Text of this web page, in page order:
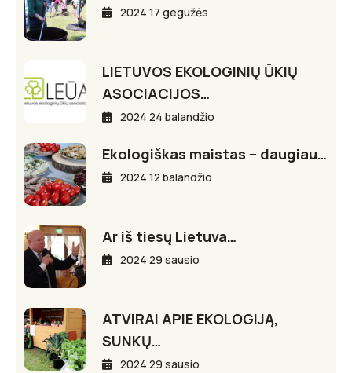
2024 17 gegužės
LIETUVOS EKOLOGINIŲ ŪKIŲ
ASOCIACIJOS…
2024 24 balandžio
Ekologiškas maistas – daugiau…
2024 12 balandžio
Ar iš tiesų Lietuva…
2024 29 sausio
ATVIRAI APIE EKOLOGIJĄ,
SUNKŲ…
2024 29 sausio